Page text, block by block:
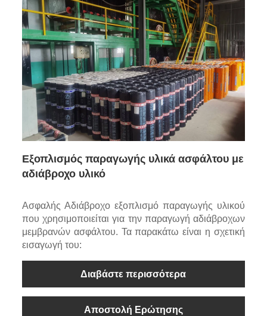
Εξοπλισμός παραγωγής υλικά ασφάλτου με
αδιάβροχο υλικό
Ασφαλής Αδιάβροχο εξοπλισμό παραγωγής υλικού
που χρησιμοποιείται για την παραγωγή αδιάβροχων
μεμβρανών ασφάλτου. Τα παρακάτω είναι η σχετική
εισαγωγή του:
Διαβάστε περισσότερα
Αποστολή Ερώτησης